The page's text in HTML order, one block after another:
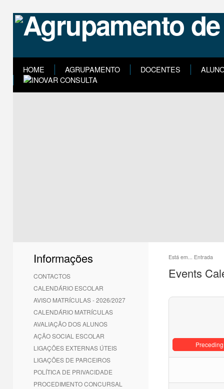
HOME AGRUPAMENTO DOCENTES
Informações
CONTACTOS
CALENDÁRIO ESCOLAR
AVISO MATRÍCULAS - 2026/2027
CALENDÁRIO MATRÍCULAS
AVALIAÇÃO DOS ALUNOS
AÇÃO SOCIAL ESCOLAR
LIGAÇÕES EXTERNAS ÚTEIS
LIGAÇÕES DE PARCEIROS
POLÍTICA DE PRIVACIDADE
PROCEDIMENTO CONCURSAL
Está em... Entrada
Events